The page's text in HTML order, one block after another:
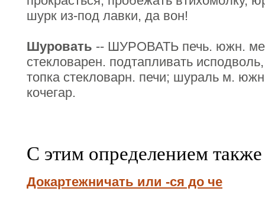
шурк из-под лавки, да вон!
Шуровать -- ШУРОВАТЬ печь. южн.
стекловарен. подтапливать
топка стекловарн. печи; шураль м.
кочегар.
С этим определением
Докартежничать или -ся до че